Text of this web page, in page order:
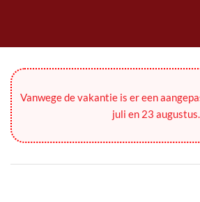
Vanwege de vakantie is er een
juli en 23 augustus.